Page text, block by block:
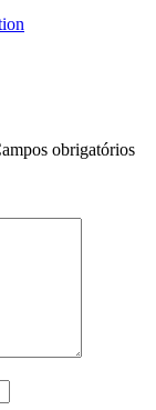
obrigatórios